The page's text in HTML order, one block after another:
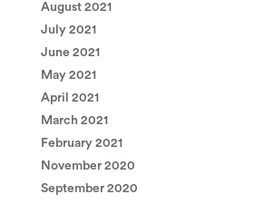
August 2021
July 2021
June 2021
May 2021
April 2021
March 2021
February 2021
November 2020
September 2020